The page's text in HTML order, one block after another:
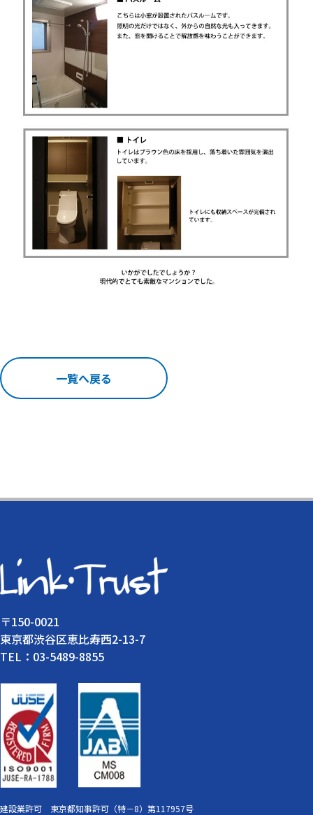
一覧へ戻る
〒150-0021
東京都渋谷区恵比寿西2-13-7
TEL：03-5489-8855
建設業許可 東京都知事許可（特－8）第117957号